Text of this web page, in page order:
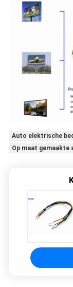
Auto elektrische
Op maat gemaakte